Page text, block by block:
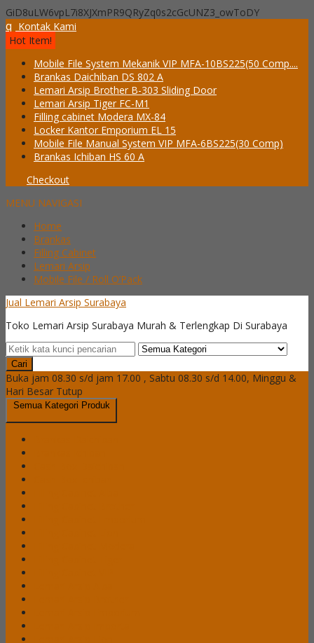
GiD8uLW6vpL7i8XJXmPR9QRyZq0s2cGcUNZ3_owToDY
q Kontak Kami
Hot Item!
Mobile File System Mekanik VIP MFA-10BS225(50 Comp....
Brankas Daichiban DS 802 A
Lemari Arsip Brother B-303 Sliding Door
Lemari Arsip Tiger FC-M1
Filling cabinet Modera MX-84
Locker Kantor Emporium EL 15
Mobile File Manual System VIP MFA-6BS225(30 Comp)
Brankas Ichiban HS 60 A
Checkout
MENU NAVIGASI
Home
Brankas
Filling Cabinet
Lemari Arsip
Mobile File / Roll O’Pack
Jual Lemari Arsip Surabaya
Toko Lemari Arsip Surabaya Murah & Terlengkap Di Surabaya
Cari
Buka jam 08.30 s/d jam 17.00 , Sabtu 08.30 s/d 14.00, Minggu &
Hari Besar Tutup
Semua Kategori Produk